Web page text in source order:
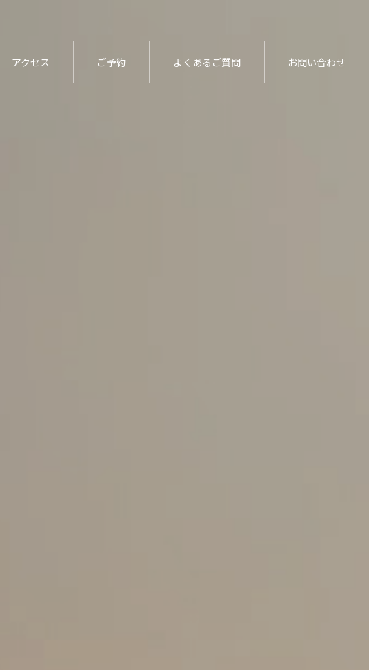
アクセス ご予約 よくあるご質問 お問い合わせ